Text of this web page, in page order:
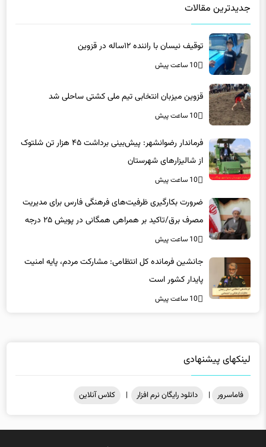
جدیدترین مقالات
توقیف نیسان با راننده ۱۲ساله در قزوین
10 ساعت پیش
قزوین میزبان انتخابی تیم ملی کشتی ساحلی شد
10 ساعت پیش
فرماندار رضوانشهر: پیش‌بینی برداشت ۴۵ هزار تن شلتوک
از شالیزارهای شهرستان
10 ساعت پیش
ضرورت بکارگیری ظرفیت‌های فرهنگی فارس برای مدیریت
مصرف برق/تاکید بر همراهی همگانی در پویش ۲۵ درجه
10 ساعت پیش
جانشین فرمانده کل انتظامی: مشارکت مردم، پایه امنیت
پایدار کشور است
10 ساعت پیش
لینکهای پیشنهادی
فاماسرور | دانلود رایگان نرم افزار | کلاس آنلاین